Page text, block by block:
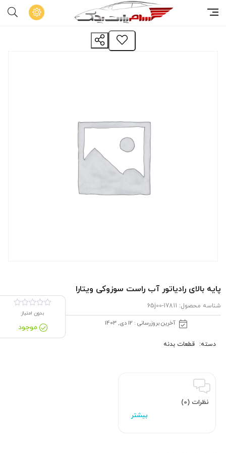
پایه بالای رادیاتور آب راست سوزوکی ویتارا
شناسه محصول: 17811-65j00
آخرین بروزرسانی : 12 دی, 1403
بدون امتیاز
موجود
دسته: قطعات بدنه
نظرات (0)